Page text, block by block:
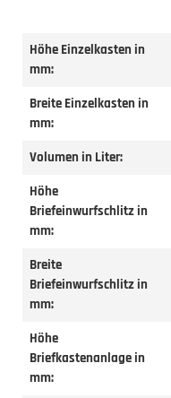
Höhe Einzelkasten in
mm:
Breite Einzelkasten in
mm:
Volumen in Liter:
Höhe
Briefeinwurfschlitz in
mm:
Breite
Briefeinwurfschlitz in
mm:
Höhe
Briefkastenanlage in
mm: